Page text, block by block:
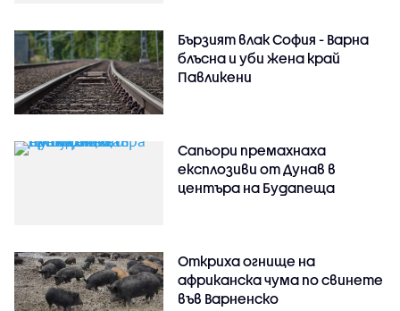
Бързият влак София - Варна
блъсна и уби жена край
Павликени
Сапьори премахнаха
експлозиви от Дунав в
центъра на Будапеща
Откриха огнище на
африканска чума по свинете
във Варненско